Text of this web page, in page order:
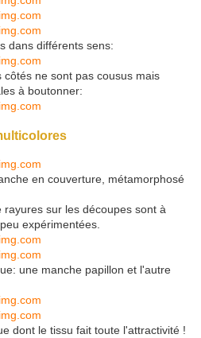
dans différents sens:
ne sont pas cousus mais
à boutonner:
en couverture, métamorphosé
rayures sur les découpes sont à
expérimentées.
une manche papillon et l'autre
dont le tissu fait toute l'attractivité !